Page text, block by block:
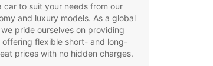
car to suit your needs from our
and luxury models. As a global
pride ourselves on providing
offering flexible short- and long-
prices with no hidden charges.